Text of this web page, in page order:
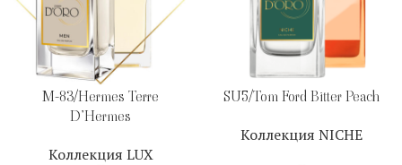
M-83/Hermes Terre
D’Hermes
Коллекция LUX
SU5/Tom Ford Bitter Peach
Коллекция NICHE